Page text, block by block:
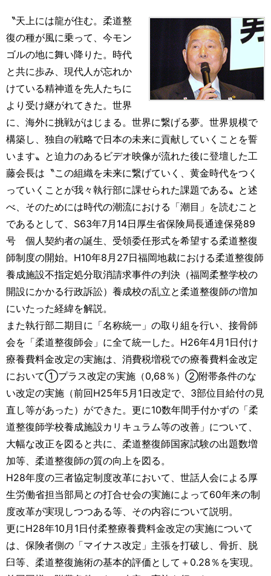
〝天上には龍が住む。柔道整
復の種が風に乗って、今モン
ゴルの地に舞い降りた。時代
と共に歩み、現代人が忘れか
けている精神道を先人たちに
より受け継がれてきた。世界
に、海外に挑戦がはじまる。世界に繋げる夢。世界規模で
構築し、独自の戦略で日本の未来に貢献していくことを誓
います〟と迫力のあるビデオ映像が流れた後に登壇した工
藤会長は〝この組織を未来に繋げていく、黄金時代をつく
っていくことが我々執行部に課せられた課題である〟と述
べ、そのためには時代の潮流における「潮目」を読むこと
であるとして、S63年7月14日厚生省保険局長通達保発89
号 個人契約者の誕生、受領委任形式を希望する柔道整復
師制度の開始。H10年8月27日福岡地裁における柔道整復師
養成施設不指定処分取消請求事件の判決（福岡柔整学校の
開設にかかる行政訴訟）養成校の乱立と柔道整復師の増加
にいたった経緯を解説。
また執行部二期目に「名称統一」の取り組を行い、接骨師
会を「柔道整復師会」に全て統一した。H26年4月1日付け
療養費料金改定の実施は、消費税増税での療養費料金改定
において①プラス改定の実施（0,68％）②附帯条件のな
い改定の実施（前回H25年5月1日改定で、3部位目給付の見
直し等があった）ができた。更に10数年間手付かずの「柔
道整復師学校養成施設カリキュラム等の改善」について、
大幅な改正を図ると共に、柔道整復師国家試験の出題数増
加等、柔道整復師の質の向上を図る。
H28年度の三者協定制度改革において、世話人会による厚
生労働省担当部局との打合せ会の実施によって60年来の制
度改革が実現しつつある等、その内容について説明。
更にH28年10月1日付柔整療養費料金改定の実施について
は、保険者側の「マイナス改定」主張を打破し、骨折、脱
臼等、柔道整復施術の基本的評価として＋0.28％を実現。